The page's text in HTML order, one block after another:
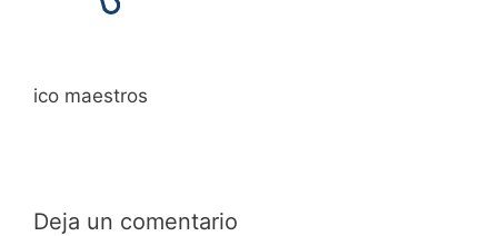
ico maestros
Deja un comentario